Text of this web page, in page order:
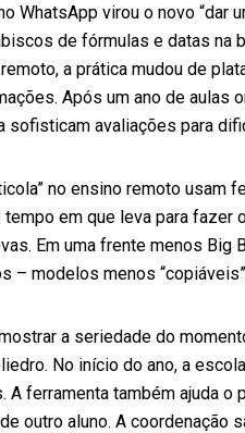
WhatsApp virou o novo “dar
de fórmulas e datas na
a prática mudou de
Após um ano de aulas
sofisticam avaliações para
no ensino remoto usam
tempo em que leva para
Em uma frente menos
– modelos menos
a seriedade do
No início do ano, a
A ferramenta também ajuda
outro aluno. A coordenação